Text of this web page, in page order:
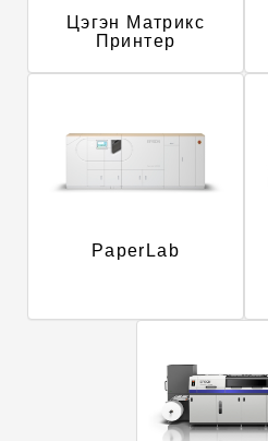
Цэгэн Матрикс
Принтер
PaperLab